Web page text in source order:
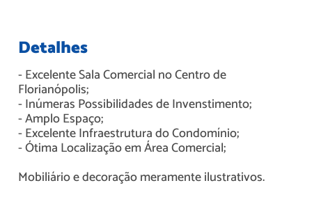
Detalhes
- Excelente Sala Comercial no Centro de
Florianópolis;
- Inúmeras Possibilidades de Invenstimento;
- Amplo Espaço;
- Excelente Infraestrutura do Condomínio;
- Ótima Localização em Área Comercial;
Mobiliário e decoração meramente ilustrativos.